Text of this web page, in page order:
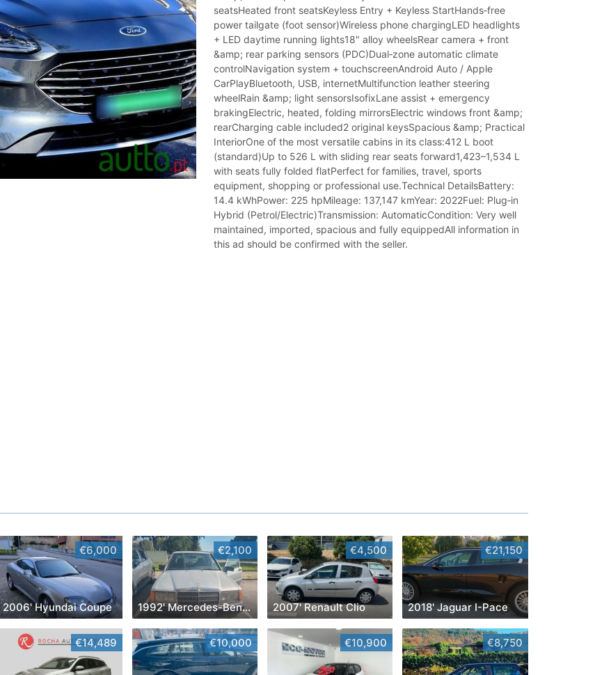
seatsHeated front seatsKeyless Entry + Keyless StartHands‑free
power tailgate (foot sensor)Wireless phone chargingLED headlights
+ LED daytime running lights18" alloy wheelsRear camera + front
&amp; rear parking sensors (PDC)Dual‑zone automatic climate
controlNavigation system + touchscreenAndroid Auto / Apple
CarPlayBluetooth, USB, internetMultifunction leather steering
wheelRain &amp; light sensorsIsofixLane assist + emergency
brakingElectric, heated, folding mirrorsElectric windows front &amp;
rearCharging cable included2 original keysSpacious &amp; Practical
InteriorOne of the most versatile cabins in its class:412 L boot
(standard)Up to 526 L with sliding rear seats forward1,423–1,534 L
with seats fully folded flatPerfect for families, travel, sports
equipment, shopping or professional use.Technical DetailsBattery:
14.4 kWhPower: 225 hpMileage: 137,147 kmYear: 2022Fuel: Plug‑in
Hybrid (Petrol/Electric)Transmission: AutomaticCondition: Very well
maintained, imported, spacious and fully equippedAll information in
this ad should be confirmed with the seller.
€6,000
2006' Hyundai Coupe
€2,100
1992' Mercedes-Benz Classe A
€4,500
2007' Renault Clio
€21,150
2018' Jaguar I-Pace
€14,489 €10,000 €10,900 €8,750